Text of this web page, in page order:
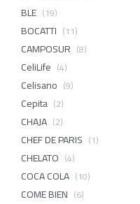
BLE (19)
BOCATTI (11)
CAMPOSUR (8)
CeliLife (4)
Celisano (9)
Cepita (2)
CHAJA (2)
CHEF DE PARIS (1)
CHELATO (4)
COCA COLA (10)
COME BIEN (6)